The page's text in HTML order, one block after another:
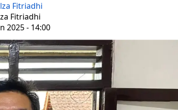
Fitriadhi
Fitriadhi
2025 - 14:00